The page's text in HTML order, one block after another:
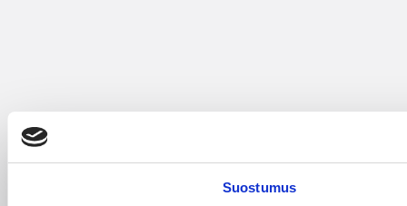
Suostumus